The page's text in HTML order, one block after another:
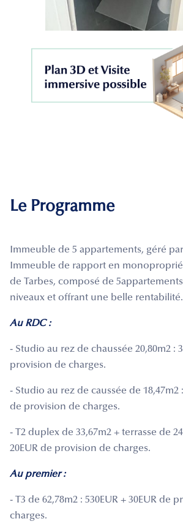
Le Programme
Immeuble de 5 appartements, géré
Immeuble de rapport en
de Tarbes, composé de
niveaux et offrant une belle rentabilité.
Au RDC :
- Studio au rez de chaussée 20,80m2 :
provision de charges.
- Studio au rez de caussée de 18,47m2 :
de provision de charges.
- T2 duplex de 33,67m2 + terrasse de
20EUR de provision de charges.
Au premier :
- T3 de 62,78m2 : 530EUR + 30EUR de
charges.